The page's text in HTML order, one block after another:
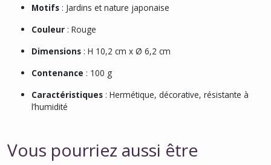
Motifs : Jardins et nature japonaise
Couleur : Rouge
Dimensions : H 10,2 cm x Ø 6,2 cm
Contenance : 100 g
Caractéristiques : Hermétique, décorative, résistante à
l’humidité
Vous pourriez aussi être